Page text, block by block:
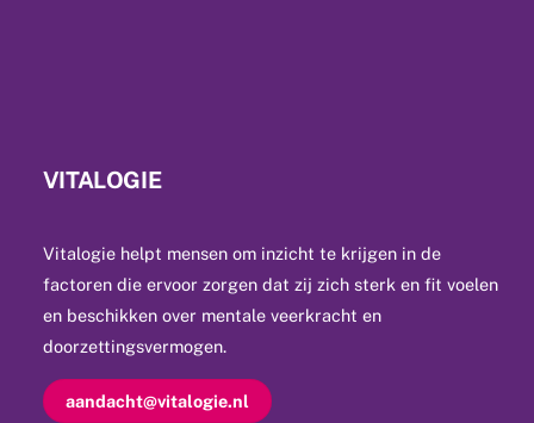
VITALOGIE
Vitalogie helpt mensen om inzicht te krijgen in de
factoren die ervoor zorgen dat zij zich sterk en fit voelen
en beschikken over mentale veerkracht en
doorzettingsvermogen.
aandacht@vitalogie.nl